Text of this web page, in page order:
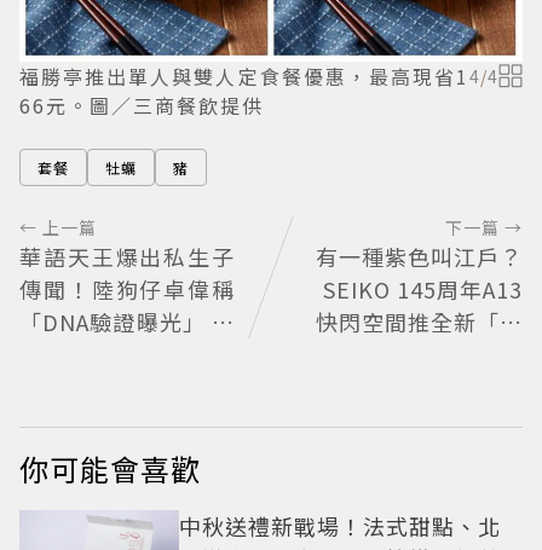
福勝亭推出單人與雙人定食餐優惠，最高現省1
66元。圖／三商餐飲提供
4/4
套餐 牡蠣 豬
← 上一篇
華語天王爆出私生子
傳聞！陸狗仔卓偉稱
「DNA驗證曝光」 全
下一篇 →
有一種紫色叫江戶？
SEIKO 145周年A13
快閃空間推全新「江
你可能會喜歡
中秋送禮新戰場！法式甜點、北